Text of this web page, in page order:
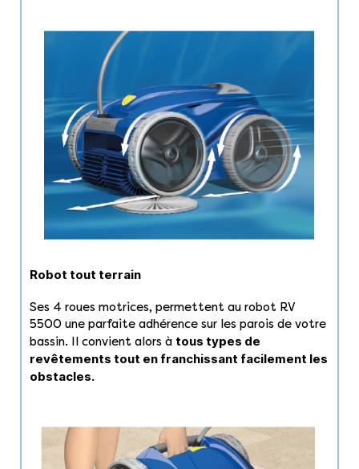
Robot tout terrain
Ses 4 roues motrices, permettent au robot RV
5500 une parfaite adhérence sur les parois de votre
bassin. Il convient alors à tous types de
revêtements tout en franchissant facilement les
obstacles.